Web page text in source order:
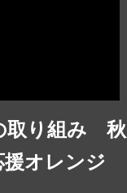
取り組み 秋
オレンジ